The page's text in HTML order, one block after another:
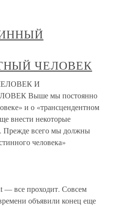
ЧЕЛОВЕК
И
Выше мы постоянно
и о «трансцендентном
внести некоторые
Прежде всего мы должны
человека»
— все проходит. Совсем
объявили конец еще